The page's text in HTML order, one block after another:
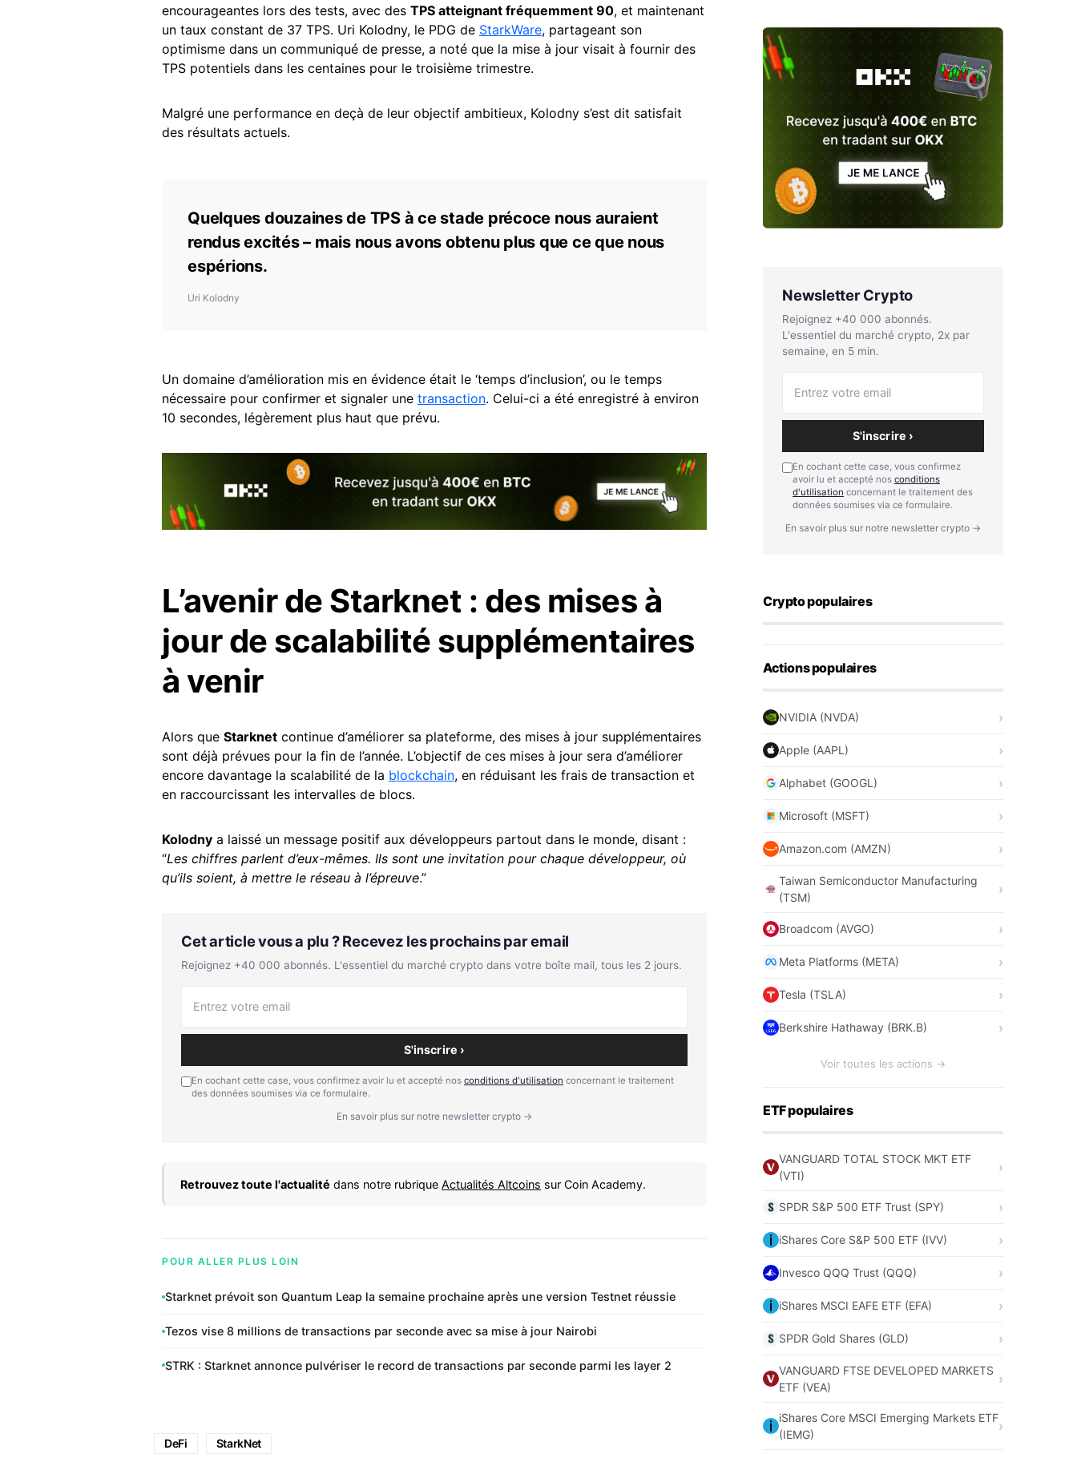
encourageantes lors des tests, avec des TPS atteignant fréquemment 90, et maintenant
un taux constant de 37 TPS. Uri Kolodny, le PDG de StarkWare, partageant son
optimisme dans un communiqué de presse, a noté que la mise à jour visait à fournir des
TPS potentiels dans les centaines pour le troisième trimestre.
Malgré une performance en deçà de leur objectif ambitieux, Kolodny s’est dit satisfait
des résultats actuels.
Quelques douzaines de TPS à ce stade précoce nous auraient
rendus excités – mais nous avons obtenu plus que ce que nous
espérions.
Uri Kolodny
Un domaine d’amélioration mis en évidence était le ‘temps d’inclusion’, ou le temps
nécessaire pour confirmer et signaler une transaction. Celui-ci a été enregistré à environ
10 secondes, légèrement plus haut que prévu.
L’avenir de Starknet : des mises à
jour de scalabilité supplémentaires
à venir
Alors que Starknet continue d’améliorer sa plateforme, des mises à jour supplémentaires
sont déjà prévues pour la fin de l’année. L’objectif de ces mises à jour sera d’améliorer
encore davantage la scalabilité de la blockchain, en réduisant les frais de transaction et
en raccourcissant les intervalles de blocs.
Kolodny a laissé un message positif aux développeurs partout dans le monde, disant :
“Les chiffres parlent d’eux-mêmes. Ils sont une invitation pour chaque développeur, où
qu’ils soient, à mettre le réseau à l’épreuve.”
Cet article vous a plu ? Recevez les prochains par email
Rejoignez +40 000 abonnés. L'essentiel du marché crypto dans votre boîte mail, tous les 2 jours.
S'inscrire ›
En cochant cette case, vous confirmez avoir lu et accepté nos conditions d'utilisation concernant le traitement
des données soumises via ce formulaire.
En savoir plus sur notre newsletter crypto →
Retrouvez toute l'actualité dans notre rubrique Actualités Altcoins sur Coin Academy.
POUR ALLER PLUS LOIN
Starknet prévoit son Quantum Leap la semaine prochaine après une version Testnet réussie
Tezos vise 8 millions de transactions par seconde avec sa mise à jour Nairobi
STRK : Starknet annonce pulvériser le record de transactions par seconde parmi les layer 2
DeFi StarkNet
Newsletter Crypto
Rejoignez +40 000 abonnés.
L'essentiel du marché crypto, 2x par
semaine, en 5 min.
S'inscrire ›
En cochant cette case, vous confirmez
avoir lu et accepté nos conditions
d'utilisation concernant le traitement des
données soumises via ce formulaire.
En savoir plus sur notre newsletter crypto →
Crypto populaires
Actions populaires
NVIDIA (NVDA)
Apple (AAPL)
Alphabet (GOOGL)
Microsoft (MSFT)
Amazon.com (AMZN)
Taiwan Semiconductor Manufacturing
(TSM)
Broadcom (AVGO)
Meta Platforms (META)
Tesla (TSLA)
Berkshire Hathaway (BRK.B)
Voir toutes les actions →
ETF populaires
VANGUARD TOTAL STOCK MKT ETF
(VTI)
SPDR S&P 500 ETF Trust (SPY)
iShares Core S&P 500 ETF (IVV)
Invesco QQQ Trust (QQQ)
iShares MSCI EAFE ETF (EFA)
SPDR Gold Shares (GLD)
VANGUARD FTSE DEVELOPED MARKETS
ETF (VEA)
iShares Core MSCI Emerging Markets ETF
(IEMG)